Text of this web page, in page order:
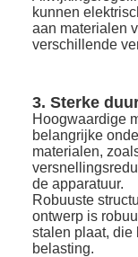
kunnen
aan materialen
verschillende
3. Sterke
Hoogwaardige
belangrijke
materialen,
de apparatuur.
Robuuste
ontwerp is
stalen plaat, die
belasting.